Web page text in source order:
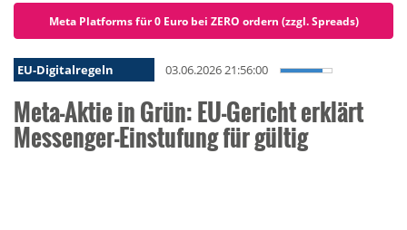
Meta Platforms für 0 Euro bei ZERO ordern (zzgl. Spreads)
EU-Digitalregeln 03.06.2026 21:56:00
Meta-Aktie in Grün: EU-Gericht erklärt
Messenger-Einstufung für gültig